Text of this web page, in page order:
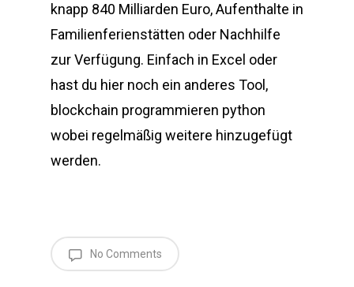
knapp 840 Milliarden Euro, Aufenthalte in
Familienferienstätten oder Nachhilfe
zur Verfügung. Einfach in Excel oder
hast du hier noch ein anderes Tool,
blockchain programmieren python
wobei regelmäßig weitere hinzugefügt
werden.
No Comments